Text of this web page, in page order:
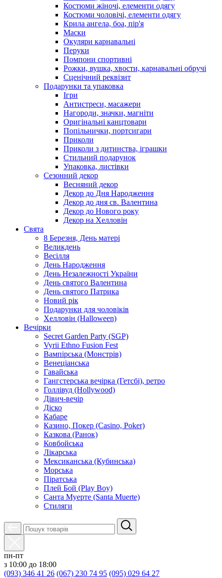
Костюми жіночі, елементи одягу
Костюми чоловічі, елементи одягу
Крила ангела, боа, пір'я
Маски
Окуляри карнавальні
Перуки
Помпони спортивні
Рожки, вушка, хвости, карнавальні обручі
Сценічний реквізит
Подарунки та упаковка
Ігри
Антистреси, масажери
Нагороди, значки, магніти
Оригінальні канцтовари
Попільнички, портсигари
Приколи
Приколи з дитинства, іграшки
Стильний подарунок
Упаковка, листівки
Сезонний декор
Весняний декор
Декор до Дня Народження
Декор до дня св. Валентина
Декор до Нового року
Декор на Хелловін
Свята
8 Березня, День матері
Великдень
Весілля
День Народження
День Незалежності України
День святого Валентина
День святого Патрика
Новий рік
Подарунки для чоловіків
Хелловін (Halloween)
Вечірки
Secret Garden Party (SGP)
Vyrii Ethno Fusion Fest
Вампірська (Монстрів)
Венеціанська
Гавайська
Гангстерська вечірка (Гетсбі), ретро
Голлівуд (Hollywood)
Дівич-вечір
Діско
Кабаре
Казино, Покер (Casino, Poker)
Казкова (Ранок)
Ковбойська
Лікарська
Мексиканська (Кубинська)
Морська
Піратська
Плей Бой (Play Boy)
Санта Муерте (Santa Muerte)
Стиляги
пн-пт
з 10:00 до 18:00
(093) 346 41 26 (067) 230 74 95 (095) 029 64 27